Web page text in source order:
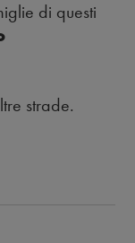
di questi
strade.